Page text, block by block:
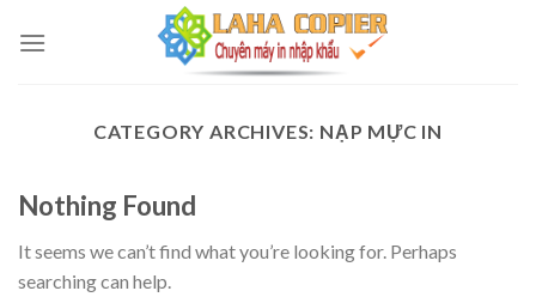
CATEGORY ARCHIVES: NẠP MỰC IN
Nothing Found
It seems we can’t find what you’re looking for. Perhaps
searching can help.